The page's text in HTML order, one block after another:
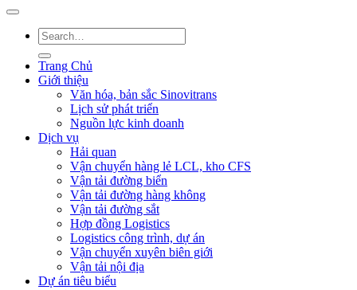
Trang Chủ
Giới thiệu
Văn hóa, bản sắc Sinovitrans
Lịch sử phát triển
Nguồn lực kinh doanh
Dịch vụ
Hải quan
Vận chuyển hàng lẻ LCL, kho CFS
Vận tải đường biển
Vận tải đường hàng không
Vận tải đường sắt
Hợp đồng Logistics
Logistics công trình, dự án
Vận chuyển xuyên biên giới
Vận tải nội địa
Dự án tiêu biểu